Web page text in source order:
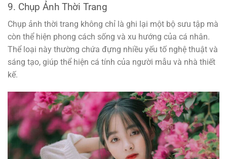
9. Chụp Ảnh Thời Trang
Chụp ảnh thời trang không chỉ là ghi lại một bộ sưu tập mà
còn thể hiện phong cách sống và xu hướng của cá nhân.
Thể loại này thường chứa đựng nhiều yếu tố nghệ thuật và
sáng tạo, giúp thể hiện cá tính của người mẫu và nhà thiết
kế.